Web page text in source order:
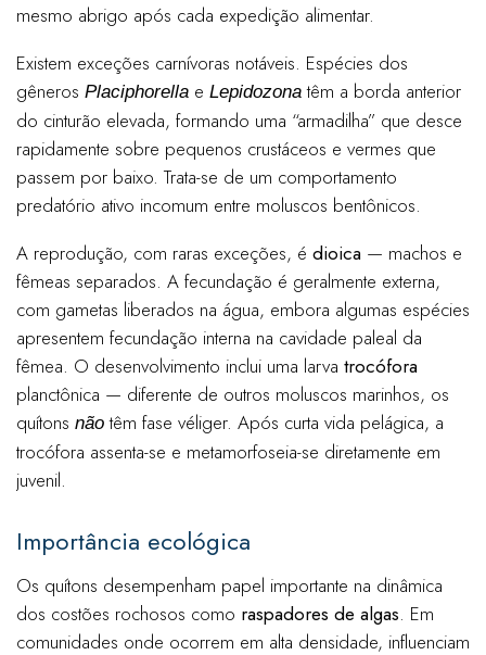
mesmo abrigo após cada expedição alimentar.
Existem exceções carnívoras notáveis. Espécies dos
gêneros Placiphorella e Lepidozona têm a borda anterior
do cinturão elevada, formando uma “armadilha” que desce
rapidamente sobre pequenos crustáceos e vermes que
passem por baixo. Trata-se de um comportamento
predatório ativo incomum entre moluscos bentônicos.
A reprodução, com raras exceções, é dioica — machos e
fêmeas separados. A fecundação é geralmente externa,
com gametas liberados na água, embora algumas espécies
apresentem fecundação interna na cavidade paleal da
fêmea. O desenvolvimento inclui uma larva trocófora
planctônica — diferente de outros moluscos marinhos, os
quítons não têm fase véliger. Após curta vida pelágica, a
trocófora assenta-se e metamorfoseia-se diretamente em
juvenil.
Importância ecológica
Os quítons desempenham papel importante na dinâmica
dos costões rochosos como raspadores de algas. Em
comunidades onde ocorrem em alta densidade, influenciam